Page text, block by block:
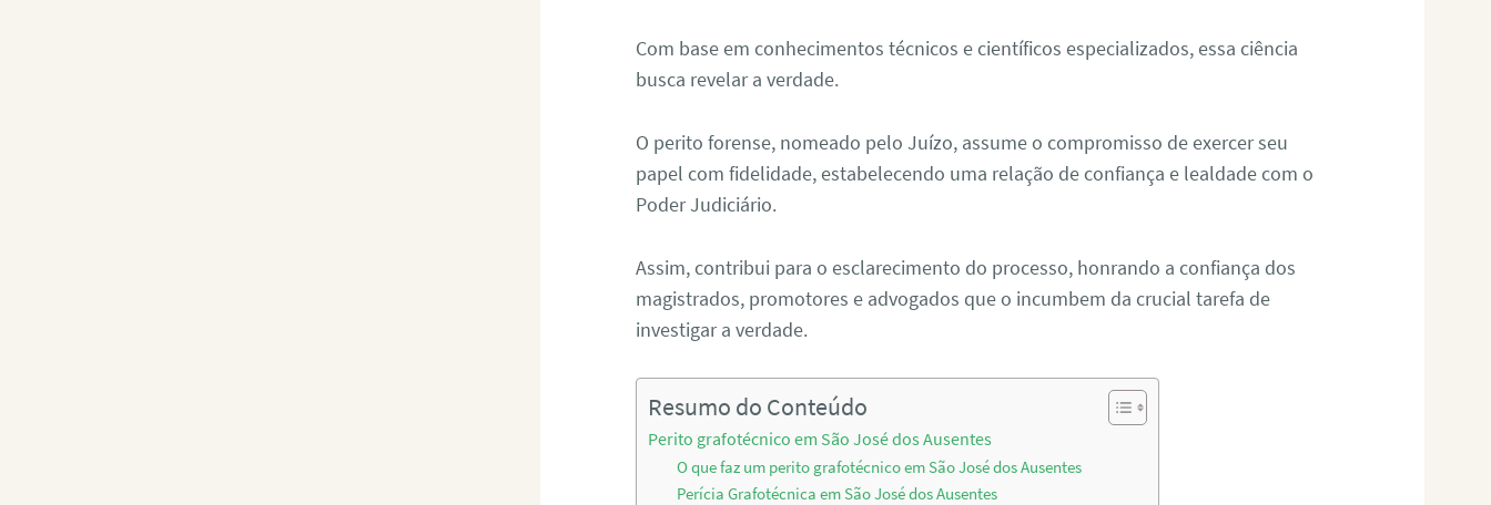
Com base em conhecimentos técnicos e científicos especializados, essa ciência
busca revelar a verdade.
O perito forense, nomeado pelo Juízo, assume o compromisso de exercer seu
papel com fidelidade, estabelecendo uma relação de confiança e lealdade com o
Poder Judiciário.
Assim, contribui para o esclarecimento do processo, honrando a confiança dos
magistrados, promotores e advogados que o incumbem da crucial tarefa de
investigar a verdade.
Resumo do Conteúdo
Perito grafotécnico em São José dos Ausentes
O que faz um perito grafotécnico em São José dos Ausentes
Perícia Grafotécnica em São José dos Ausentes